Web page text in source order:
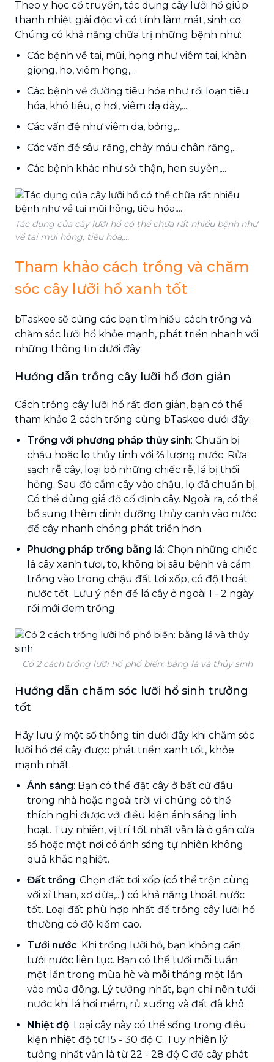
Theo y học cổ truyền, tác dụng cây lưỡi hổ giúp
thanh nhiệt giải độc vì có tính làm mát, sinh cơ.
Chúng có khả năng chữa trị những bệnh như:
Các bệnh về tai, mũi, họng như viêm tai, khàn
giọng, ho, viêm họng,...
Các bệnh về đường tiêu hóa như rối loạn tiêu
hóa, khó tiêu, ợ hơi, viêm dạ dày,...
Các vấn đề như viêm da, bỏng,...
Các vấn đề sâu răng, chảy máu chân răng,...
Các bệnh khác như sỏi thận, hen suyễn,...
Tác dụng của cây lưỡi hổ có thể chữa rất nhiều bệnh như
về tai mũi hỏng, tiêu hóa,...
Tham khảo cách trồng và chăm
sóc cây lưỡi hổ xanh tốt
bTaskee sẽ cùng các bạn tìm hiểu cách trồng và
chăm sóc lưỡi hổ khỏe mạnh, phát triển nhanh với
những thông tin dưới đây.
Hướng dẫn trồng cây lưỡi hổ đơn giản
Cách trồng cây lưỡi hổ rất đơn giản, bạn có thể
tham khảo 2 cách trồng cùng bTaskee dưới đây:
Trồng với phương pháp thủy sinh: Chuẩn bị
chậu hoặc lọ thủy tinh với ⅔ lượng nước. Rửa
sạch rễ cây, loại bỏ những chiếc rễ, lá bị thối
hỏng. Sau đó cắm cây vào chậu, lọ đã chuẩn bị.
Có thể dùng giá đỡ cố định cây. Ngoài ra, có thể
bổ sung thêm dinh dưỡng thủy canh vào nước
để cây nhanh chóng phát triển hơn.
Phương pháp trồng bằng lá: Chọn những chiếc
lá cây xanh tươi, to, không bị sâu bệnh và cắm
trồng vào trong chậu đất tơi xốp, có độ thoát
nước tốt. Lưu ý nên để lá cây ở ngoài 1 - 2 ngày
rồi mới đem trồng
Có 2 cách trồng lưỡi hổ phổ biến: bằng lá và thủy sinh
Hướng dẫn chăm sóc lưỡi hổ sinh trưởng
tốt
Hãy lưu ý một số thông tin dưới đây khi chăm sóc
lưỡi hổ để cây được phát triển xanh tốt, khỏe
mạnh nhất.
Ánh sáng: Bạn có thể đặt cây ở bất cứ đâu
trong nhà hoặc ngoài trời vì chúng có thể
thích nghi được với điều kiện ánh sáng linh
hoạt. Tuy nhiên, vị trí tốt nhất vẫn là ở gần cửa
sổ hoặc một nơi có ánh sáng tự nhiên không
quá khắc nghiệt.
Đất trồng: Chọn đất tơi xốp (có thể trộn cùng
với xỉ than, xơ dừa,...) có khả năng thoát nước
tốt. Loại đất phù hợp nhất để trồng cây lưỡi hổ
thường có độ kiềm cao.
Tưới nước: Khi trồng lưỡi hổ, bạn không cần
tưới nước liên tục. Bạn có thể tưới mỗi tuần
một lần trong mùa hè và mỗi tháng một lần
vào mùa đông. Lý tưởng nhất, bạn chỉ nên tưới
nước khi lá hơi mềm, rủ xuống và đất đã khô.
Nhiệt độ: Loại cây này có thể sống trong điều
kiện nhiệt độ từ 15 - 30 độ C. Tuy nhiên lý
tưởng nhất vẫn là từ 22 - 28 độ C để cây phát